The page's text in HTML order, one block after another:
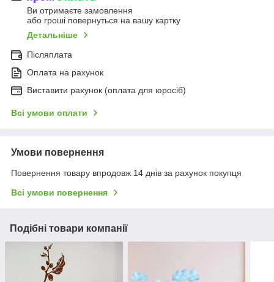
Ви отримаєте замовлення
або гроші повернуться на вашу картку
Детальніше
Післяплата
Оплата на рахунок
Виставити рахунок (оплата для юросіб)
Всі умови оплати
Умови повернення
Повернення товару впродовж 14 днів за рахунок покупця
Всі умови повернення
Подібні товари компанії